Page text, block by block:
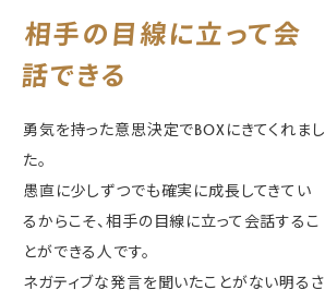
相手の目線に立って会
話できる
勇気を持った意思決定でBOXにきてくれまし
た。
愚直に少しずつでも確実に成長してきてい
るからこそ、相手の目線に立って会話するこ
とができる人です。
ネガティブな発言を聞いたことがない明るさ